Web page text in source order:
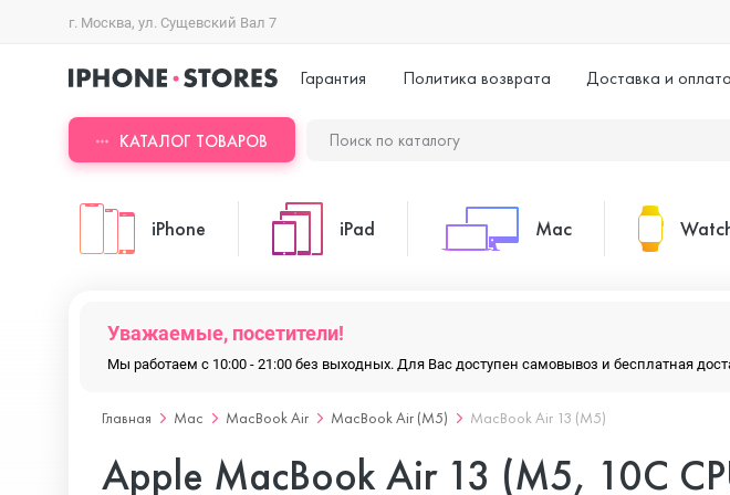
г. Москва, ул. Сущевский Вал 7
Гарантия Политика возврата Доставка и оплата
КАТАЛОГ ТОВАРОВ
iPhone
iPhone 17 Pro
iPad
iPad Air
Mac
MacBook Air
Уважаемые, посетители!
Мы работаем с 10:00 - 21:00 без выходных. Для Вас доступен самовывоз и бесплатная
Главная Mac MacBook Air MacBook Air (M5) MacBook Air 13 (M5)
Apple MacBook Air 13 (M5, 10C